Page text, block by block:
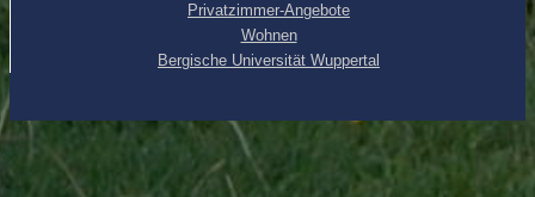
Privatzimmer-Angebote
Wohnen
Bergische Universität Wuppertal